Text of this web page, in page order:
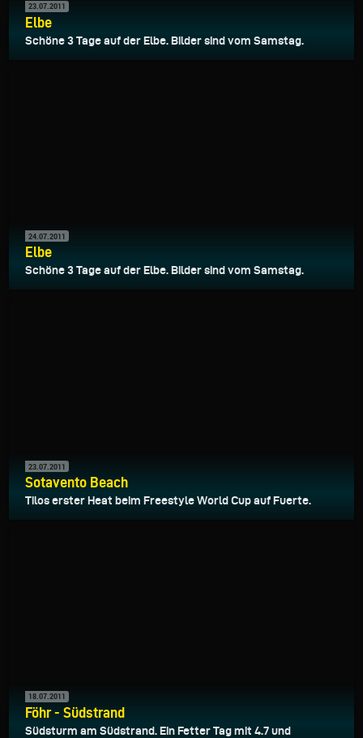
23.07.2011
Elbe
Schöne 3 Tage auf der Elbe. Bilder sind vom Samstag.
24.07.2011
Elbe
Schöne 3 Tage auf der Elbe. Bilder sind vom Samstag.
23.07.2011
Sotavento Beach
Tilos erster Heat beim Freestyle World Cup auf Fuerte.
18.07.2011
Föhr - Südstrand
Südsturm am Südstrand. Ein Fetter Tag mit 4.7 und